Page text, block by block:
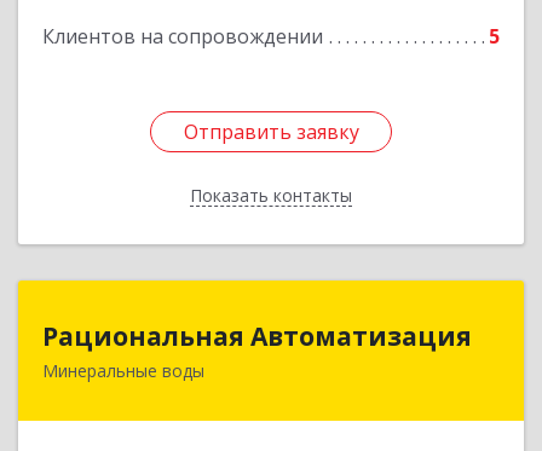
Клиентов на сопровождении 5
Отправить заявку
Показать контакты
Отправить заявку
Назад
Рациональная Автоматизация
Минеральные воды357209, Ставропольский край, м.о.